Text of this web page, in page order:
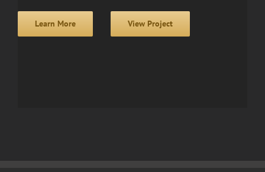
Learn More View Project